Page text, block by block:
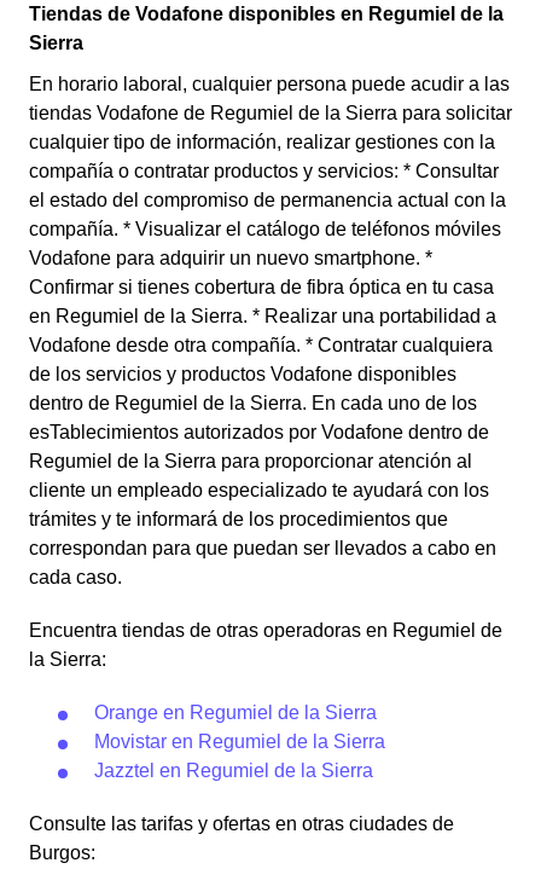
Tiendas de Vodafone disponibles en Regumiel de la
Sierra
En horario laboral, cualquier persona puede acudir a las
tiendas Vodafone de Regumiel de la Sierra para solicitar
cualquier tipo de información, realizar gestiones con la
compañía o contratar productos y servicios: * Consultar
el estado del compromiso de permanencia actual con la
compañía. * Visualizar el catálogo de teléfonos móviles
Vodafone para adquirir un nuevo smartphone. *
Confirmar si tienes cobertura de fibra óptica en tu casa
en Regumiel de la Sierra. * Realizar una portabilidad a
Vodafone desde otra compañía. * Contratar cualquiera
de los servicios y productos Vodafone disponibles
dentro de Regumiel de la Sierra. En cada uno de los
esTablecimientos autorizados por Vodafone dentro de
Regumiel de la Sierra para proporcionar atención al
cliente un empleado especializado te ayudará con los
trámites y te informará de los procedimientos que
correspondan para que puedan ser llevados a cabo en
cada caso.
Encuentra tiendas de otras operadoras en Regumiel de
la Sierra:
Orange en Regumiel de la Sierra
Movistar en Regumiel de la Sierra
Jazztel en Regumiel de la Sierra
Consulte las tarifas y ofertas en otras ciudades de
Burgos: